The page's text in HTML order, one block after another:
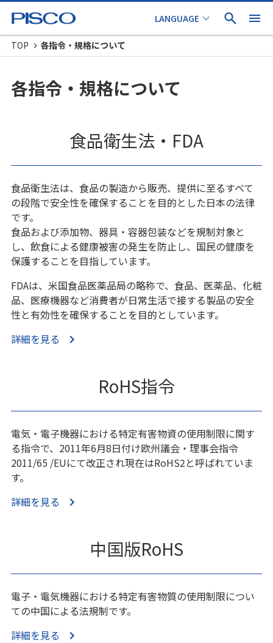
TOP 各指令・規格について
各指令・規格について
食品衛生法・FDA
食品衛生法は、食品の製造から販売、提供に至るすべて
の段階で安全性を確保することを目的とした日本の法律
です。
食品および添加物、器具・容器包装などを規制対象と
し、飲食による健康被害の発生を防止し、国民の健康を
保護することを目指しています。
FDAは、米国食品医薬品局の略称で、食品、医薬品、化粧
品、医療機器など消費者が日常生活で接する製品の安全
性と有効性を確保することを目的としています。
詳細を見る
RoHS指令
電気・電子機器における特定有害物資の使用制限に関す
る指令で、2011年6月8日付け欧州議会・理事会指令
2011/65 /EUにて改正され現在はRoHS2と呼ばれていま
す。
詳細を見る
中国版RoHS
電子・電気機器における特定有害物質の使用制限につい
ての中国による法規制です。
詳細を見る